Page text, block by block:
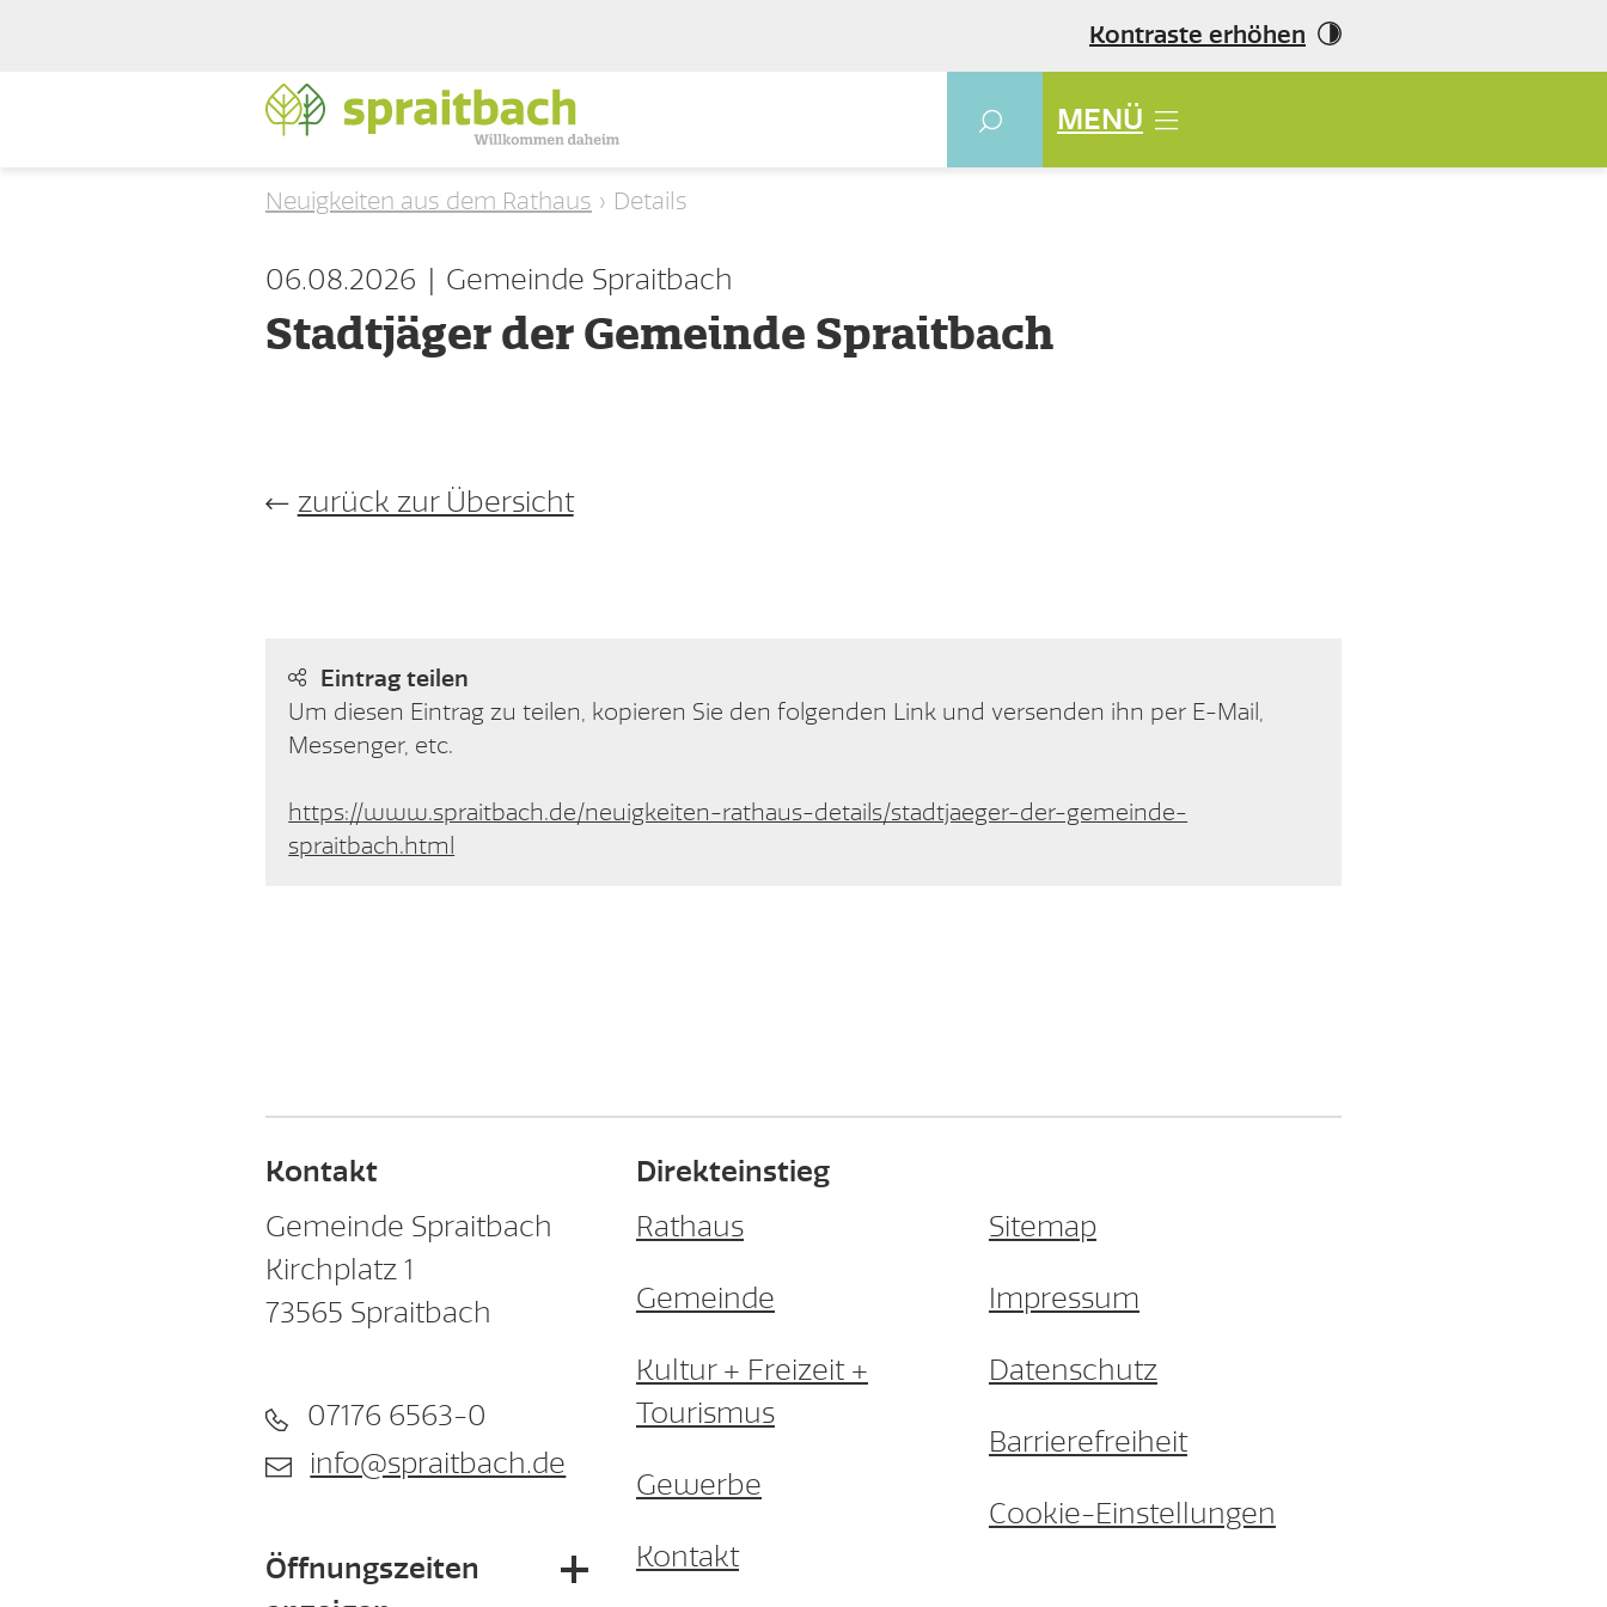
Kontraste erhöhen
MENÜ
Neuigkeiten aus dem Rathaus Details
06.08.2026 Gemeinde Spraitbach
Stadtjäger der Gemeinde Spraitbach
zurück zur Übersicht
Eintrag teilen
Um diesen Eintrag zu teilen, kopieren Sie den folgenden Link und versenden ihn per E-Mail,
Messenger, etc.
https://www.spraitbach.de/neuigkeiten-rathaus-details/stadtjaeger-der-gemeinde-
spraitbach.html
Kontakt
Gemeinde Spraitbach
Kirchplatz 1
73565 Spraitbach
07176 6563-0
info@spraitbach.de
Öffnungszeiten
Direkteinstieg
Rathaus
Gemeinde
Kultur + Freizeit +
Tourismus
Gewerbe
Kontakt
Sitemap
Impressum
Datenschutz
Barrierefreiheit
Cookie-Einstellungen